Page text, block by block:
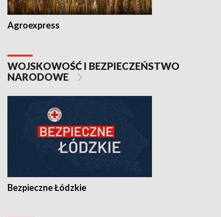
Agroexpress
WOJSKOWOŚĆ I BEZPIECZEŃSTWO
NARODOWE
Bezpieczne Łódzkie